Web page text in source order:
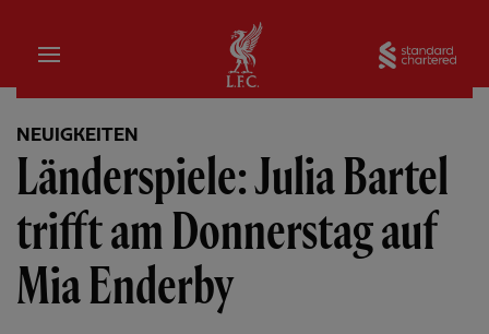
Startseite
NEUIGKEITEN
Länderspiele: Julia Bartel
trifft am Donnerstag auf
Mia Enderby